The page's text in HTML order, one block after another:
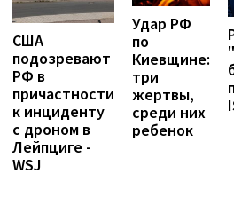
США
подозревают
РФ в
причастности
к инциденту
с дроном в
Лейпциге -
WSJ
Удар РФ
по
Киевщине:
три
жертвы,
среди них
ребенок